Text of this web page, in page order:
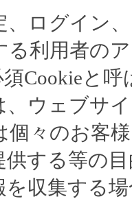
、ログイン
る利用者の
須Cookieと
、ウェブサ
個々のお客
する等の
を収集する